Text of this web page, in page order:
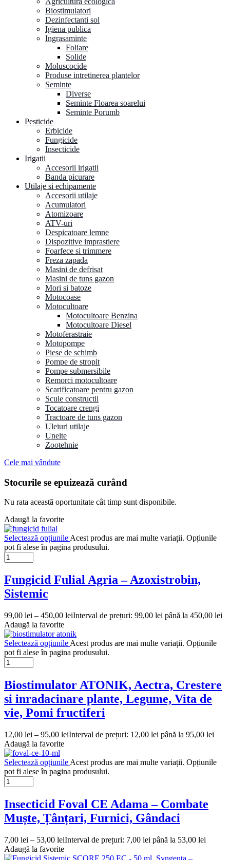
Biostimulatori
Dezinfectanti sol
Igiena publica
Ingrasaminte
Foliare
Solide
Moluscocide
Produse intretinerea plantelor
Seminte
Diverse
Seminte Floarea soarelui
Seminte Porumb
Pesticide
Erbicide
Fungicide
Insecticide
Irigatii
Accesorii irigatii
Banda picurare
Utilaje si echipamente
Accesorii utilaje
Acumulatori
Atomizoare
ATV-uri
Despicatoare lemne
Dispozitive imprastiere
Foarfece si trimmere
Freza zapada
Masini de defrisat
Masini de tuns gazon
Mori si batoze
Motocoase
Motocultoare
Motocultoare Benzina
Motocultoare Diesel
Motoferastraie
Motopompe
Piese de schimb
Pompe de stropit
Pompe submersibile
Remorci motocultoare
Scarificatoare pentru gazon
Scule constructii
Tocatoare crengi
Tractoare de tuns gazon
Uleiuri utilaje
Unelte
Zootehnie
Cele mai vândute
Stocurile se epuizează curând
Nu rata această oportunitate cât timp sunt disponibile.
Adaugă la favorite
Selectează opțiunile Acest produs are mai multe variații. Opțiunile
pot fi alese în pagina produsului.
Fungicid Fulial Agria – Azoxistrobin,
Sistemic
99,00 lei – 450,00 leiInterval de prețuri: 99,00 lei până la 450,00 lei
Adaugă la favorite
Selectează opțiunile Acest produs are mai multe variații. Opțiunile
pot fi alese în pagina produsului.
Biostimulator ATONIK, Aectra, Crestere
si inradacinare plante, Legume, Vita de
vie, Pomi fructiferi
12,00 lei – 95,00 leiInterval de prețuri: 12,00 lei până la 95,00 lei
Adaugă la favorite
Selectează opțiunile Acest produs are mai multe variații. Opțiunile
pot fi alese în pagina produsului.
Insecticid Foval CE Adama – Combate
Muște, Țânțari, Furnici, Gândaci
7,00 lei – 53,00 leiInterval de prețuri: 7,00 lei până la 53,00 lei
Adaugă la favorite